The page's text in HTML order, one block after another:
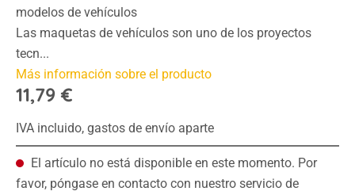
modelos de vehículos
Las maquetas de vehículos son uno de los proyectos
tecn...
Más información sobre el producto
11,79 €
IVA incluido, gastos de envío aparte
El artículo no está disponible en este momento. Por
favor, póngase en contacto con nuestro servicio de